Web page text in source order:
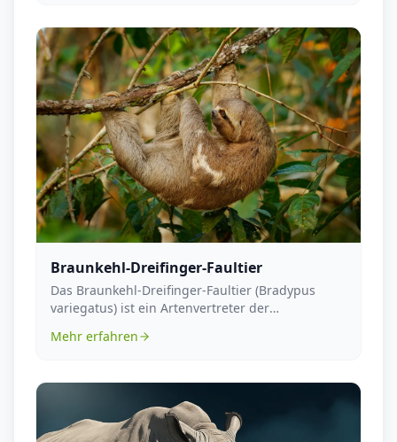
Braunkehl-Dreifinger-Faultier
Das Braunkehl-Dreifinger-Faultier (Bradypus
variegatus) ist ein Artenvertreter der
Mehr erfahren